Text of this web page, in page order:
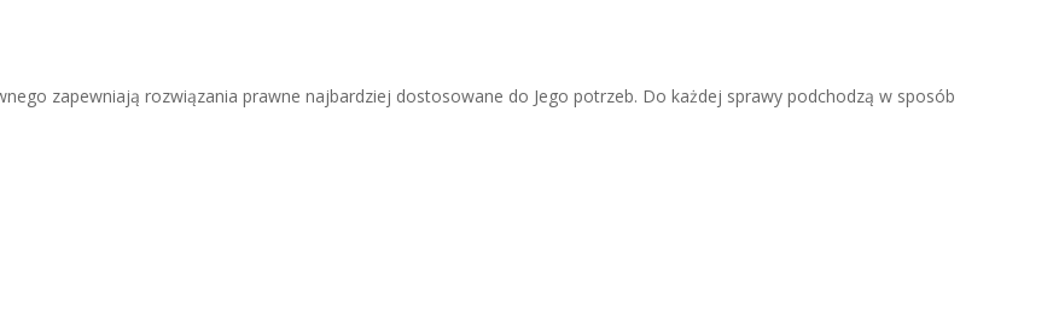
zapewniają rozwiązania prawne najbardziej dostosowane do Jego potrzeb. Do każdej sprawy podchodzą w sposób